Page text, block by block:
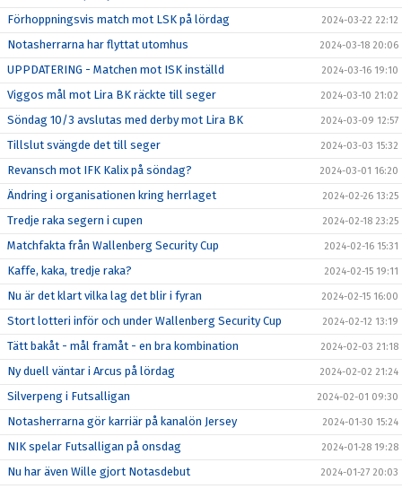
Förhoppningsvis match mot LSK på lördag 2024-03-22 22:12
Notasherrarna har flyttat utomhus 2024-03-18 20:06
UPPDATERING - Matchen mot ISK inställd 2024-03-16 19:10
Viggos mål mot Lira BK räckte till seger 2024-03-10 21:02
Söndag 10/3 avslutas med derby mot Lira BK 2024-03-09 12:57
Tillslut svängde det till seger 2024-03-03 15:32
Revansch mot IFK Kalix på söndag? 2024-03-01 16:20
Ändring i organisationen kring herrlaget 2024-02-26 13:25
Tredje raka segern i cupen 2024-02-18 23:25
Matchfakta från Wallenberg Security Cup 2024-02-16 15:31
Kaffe, kaka, tredje raka? 2024-02-15 19:11
Nu är det klart vilka lag det blir i fyran 2024-02-15 16:00
Stort lotteri inför och under Wallenberg Security Cup 2024-02-12 13:19
Tätt bakåt - mål framåt - en bra kombination 2024-02-03 21:18
Ny duell väntar i Arcus på lördag 2024-02-02 21:24
Silverpeng i Futsalligan 2024-02-01 09:30
Notasherrarna gör karriär på kanalön Jersey 2024-01-30 15:24
NIK spelar Futsalligan på onsdag 2024-01-28 19:28
Nu har även Wille gjort Notasdebut 2024-01-27 20:03